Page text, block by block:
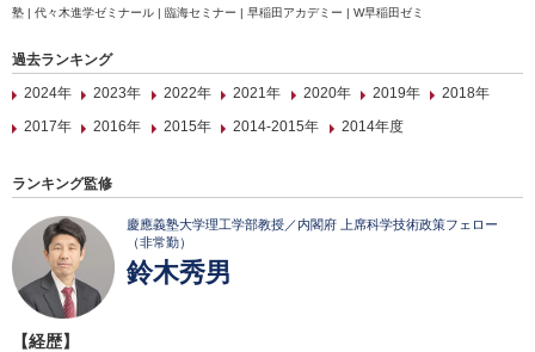
塾 | 代々木進学ゼミナール | 臨海セミナー | 早稲田アカデミー | W早稲田ゼミ
過去ランキング
2024年
2023年 2022年 2021年 2020年 2019年
2018年
2017年
2016年 2015年 2014-2015年 2014年度
ランキング監修
慶應義塾大学理工学部教授／内閣府 上席科学技術政策フェロー
（非常勤）
鈴木秀男
【経歴】